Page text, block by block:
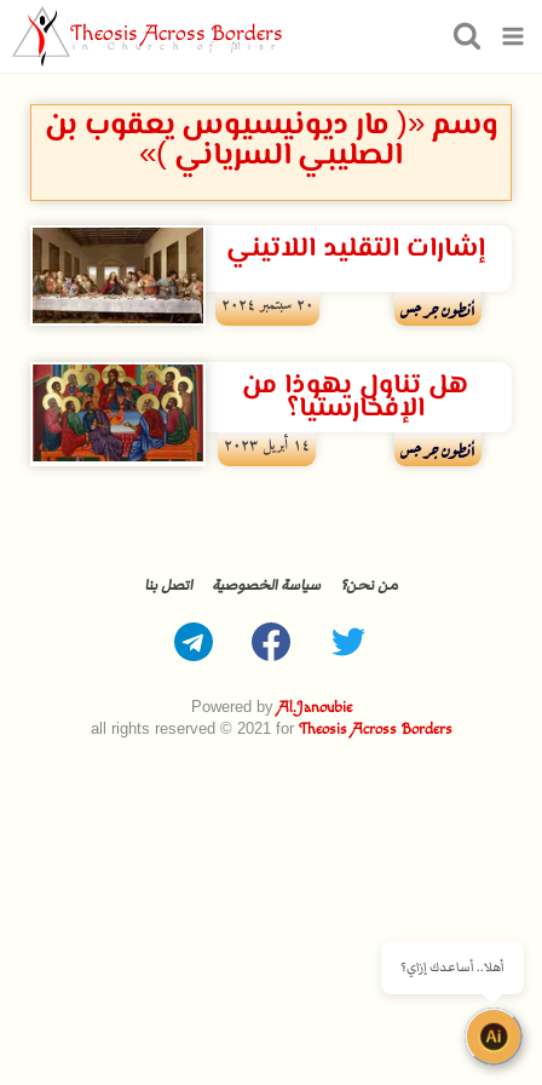
Theosis Across Borders
in Church of Misr
وسم «( مار ديونيسيوس يعقوب بن
الصليبي السرياني )»
إشارات التقليد اللاتيني
أنطون جرجس ۲۰ سبتمبر ۲۰۲٤
هل تناول يهوذا من
الإفخارستيا؟
أنطون جرجس ۱٤ أبريل ۲۰۲۳
Powered byAl.Janoubie
all rights reserved © 2021 for Theosis Across Borders
من نحن؟ سياسة الخصوصية اتصل بنا
أهلا.. أساعدك إزاي؟